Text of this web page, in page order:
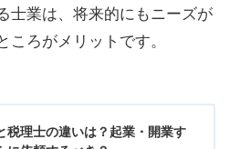
士業は、将来的にもニーズが
ろがメリットです。
税理士の違いは？起業・開業す